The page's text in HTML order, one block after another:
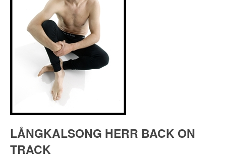
LÅNGKALSONG HERR BACK ON
TRACK